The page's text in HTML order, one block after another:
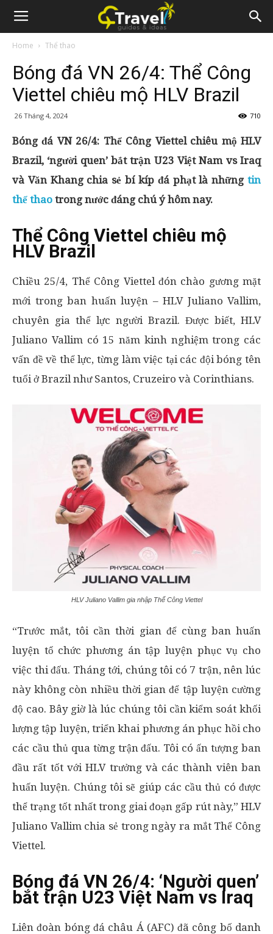
Home Thể thao
Bóng đá VN 26/4: Thể Công
Viettel chiêu mộ HLV Brazil
26 Tháng 4, 2024 710
Bóng đá VN 26/4: Thể Công Viettel chiêu mộ HLV
Brazil, ‘người quen’ bắt trận U23 Việt Nam vs Iraq
và Văn Khang chia sẻ bí kíp đá phạt là những tin
thể thao trong nước đáng chú ý hôm nay.
Thể Công Viettel chiêu mộ
HLV Brazil
Chiều 25/4, Thể Công Viettel đón chào gương mặt
mới trong ban huấn luyện – HLV Juliano Vallim,
chuyên gia thể lực người Brazil. Được biết, HLV
Juliano Vallim có 15 năm kinh nghiệm trong các
vấn đề về thể lực, từng làm việc tại các đội bóng tên
tuổi ở Brazil như Santos, Cruzeiro và Corinthians.
HLV Juliano Vallim gia nhập Thể Công Viettel
“Trước mắt, tôi cần thời gian để cùng ban huấn
luyện tổ chức phương án tập luyện phục vụ cho
việc thi đấu. Tháng tới, chúng tôi có 7 trận, nên lúc
này không còn nhiều thời gian để tập luyện cường
độ cao. Bây giờ là lúc chúng tôi cần kiểm soát khối
lượng tập luyện, triển khai phương án phục hồi cho
các cầu thủ qua từng trận đấu. Tôi có ấn tượng ban
đầu rất tốt với HLV trưởng và các thành viên ban
huấn luyện. Chúng tôi sẽ giúp các cầu thủ có được
thể trạng tốt nhất trong giai đoạn gấp rút này,” HLV
Juliano Vallim chia sẻ trong ngày ra mắt Thể Công
Viettel.
Bóng đá VN 26/4: ‘Người quen’
bắt trận U23 Việt Nam vs Iraq
Liên đoàn bóng đá châu Á (AFC) đã công bố danh